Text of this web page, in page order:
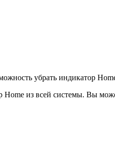
убрать индикатор
из всей системы. Вы